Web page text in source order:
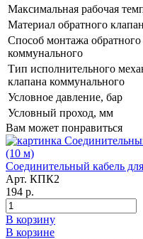
Максимальная рабочая
Материал обратного
Способ монтажа обратного
коммунального
Тип исполнительного
клапана коммунального
Условное давление, бар
Условный проход, мм
Вам может понравиться
Соединительный кабель
Арт. КПК2
194 р.
В корзину
В корзине